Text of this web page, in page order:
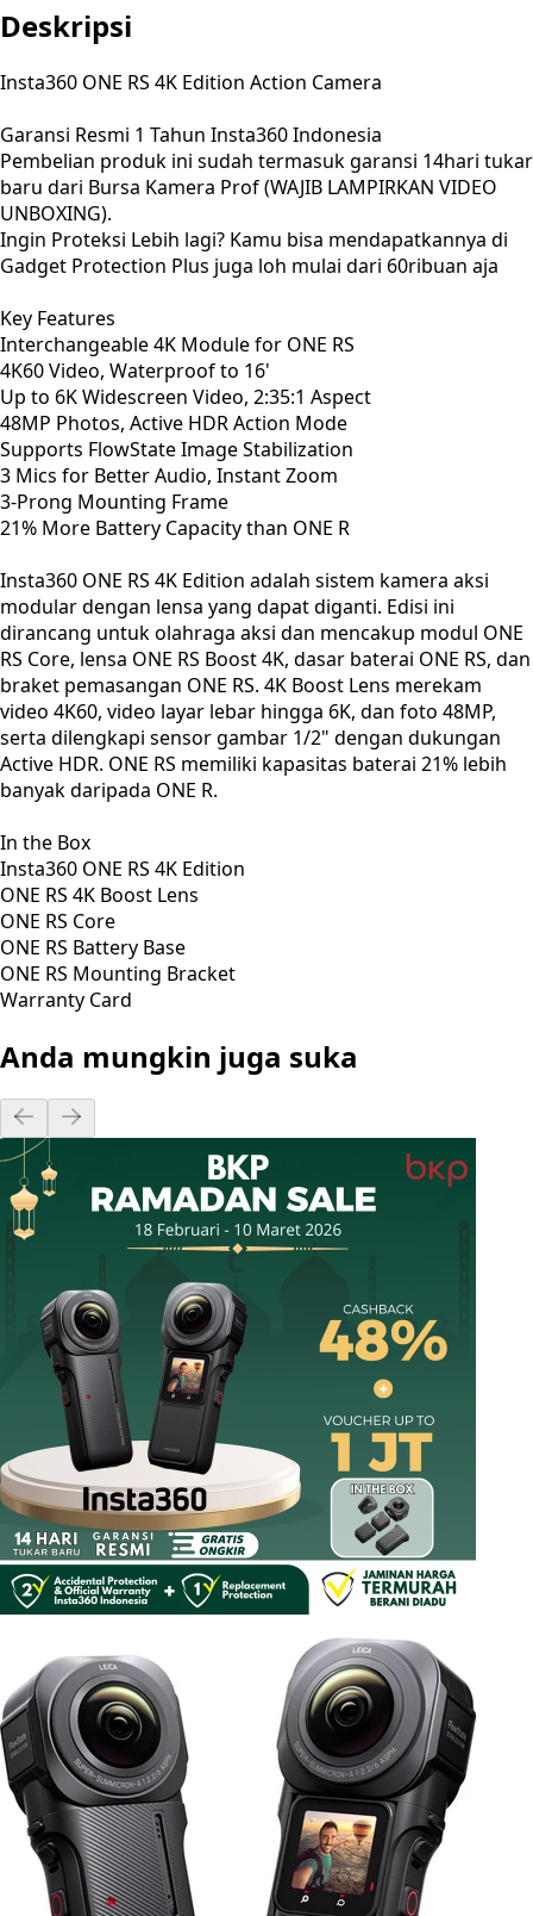
Deskripsi
Insta360 ONE RS 4K Edition Action Camera
Garansi Resmi 1 Tahun Insta360 Indonesia
Pembelian produk ini sudah termasuk garansi 14hari tukar
baru dari Bursa Kamera Prof (WAJIB LAMPIRKAN VIDEO
UNBOXING).
Ingin Proteksi Lebih lagi? Kamu bisa mendapatkannya di
Gadget Protection Plus juga loh mulai dari 60ribuan aja
Key Features
Interchangeable 4K Module for ONE RS
4K60 Video, Waterproof to 16'
Up to 6K Widescreen Video, 2:35:1 Aspect
48MP Photos, Active HDR Action Mode
Supports FlowState Image Stabilization
3 Mics for Better Audio, Instant Zoom
3-Prong Mounting Frame
21% More Battery Capacity than ONE R
Insta360 ONE RS 4K Edition adalah sistem kamera aksi
modular dengan lensa yang dapat diganti. Edisi ini
dirancang untuk olahraga aksi dan mencakup modul ONE
RS Core, lensa ONE RS Boost 4K, dasar baterai ONE RS, dan
braket pemasangan ONE RS. 4K Boost Lens merekam
video 4K60, video layar lebar hingga 6K, dan foto 48MP,
serta dilengkapi sensor gambar 1/2" dengan dukungan
Active HDR. ONE RS memiliki kapasitas baterai 21% lebih
banyak daripada ONE R.
In the Box
Insta360 ONE RS 4K Edition
ONE RS 4K Boost Lens
ONE RS Core
ONE RS Battery Base
ONE RS Mounting Bracket
Warranty Card
Anda mungkin juga suka